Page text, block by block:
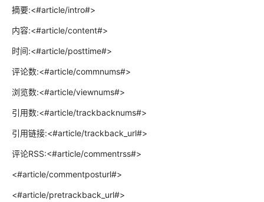
摘要:<#article/intro#>
内容:<#article/content#>
时间:<#article/posttime#>
评论数:<#article/commnums#>
浏览数:<#article/viewnums#>
引用数:<#article/trackbacknums#>
引用链接:<#article/trackback_url#>
评论RSS:<#article/commentrss#>
<#article/commentposturl#>
<#article/pretrackback_url#>